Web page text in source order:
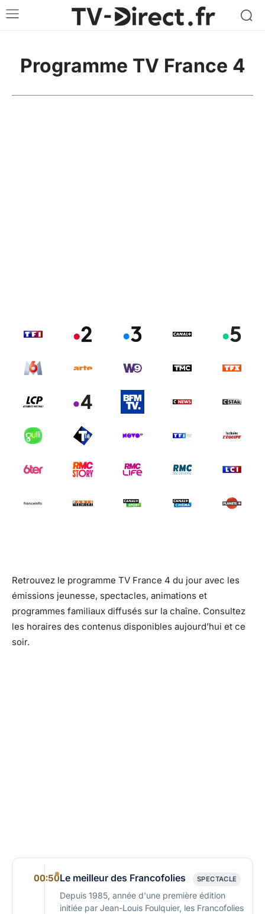
Programme TV France 4
Retrouvez le programme TV France 4 du jour avec les
émissions jeunesse, spectacles, animations et
programmes familiaux diffusés sur la chaîne. Consultez
les horaires des contenus disponibles aujourd’hui et ce
soir.
00:50Le meilleur des Francofolies SPECTACLE
Depuis 1985, année d'une première édition
initiée par Jean-Louis Foulquier, les Francofolies